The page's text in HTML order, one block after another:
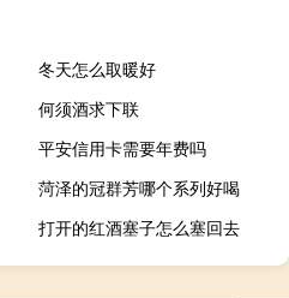
冬天怎么取暖好
何须酒求下联
平安信用卡需要年费吗
菏泽的冠群芳哪个系列好喝
打开的红酒塞子怎么塞回去